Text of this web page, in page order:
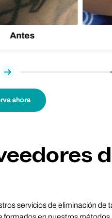
Antes
Próxima
ahora
servicios de eliminación de